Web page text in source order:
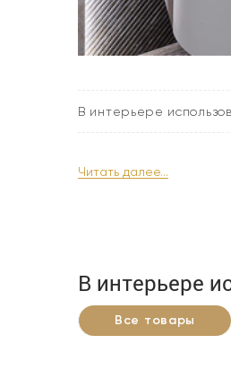
В интерьере
Читать далее...
В интерьере
Все товары